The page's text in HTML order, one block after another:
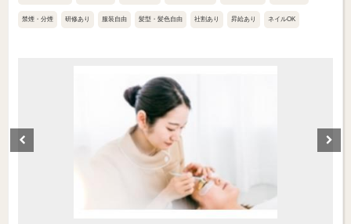
禁煙・分煙 研修あり 服装自由 髪型・髪色自由 社割あり 昇給あり ネイルOK